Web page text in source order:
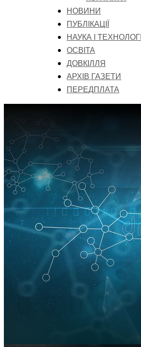
НОВИНИ
ПУБЛІКАЦІЇ
НАУКА І
ОСВІТА
ДОВКІЛЛЯ
АРХІВ ГАЗЕТИ
ПЕРЕДПЛАТА